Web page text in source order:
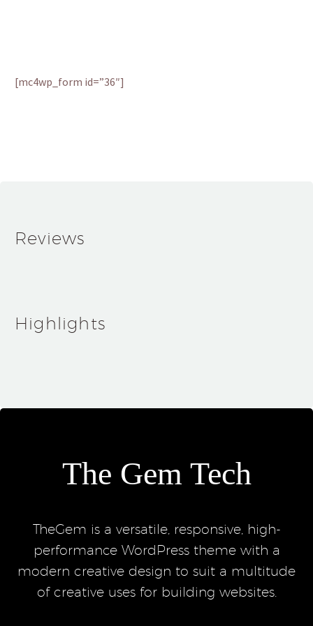
[mc4wp_form id=”36″]
Reviews
Highlights
The Gem Tech
TheGem is a versatile, responsive, high-
performance WordPress theme with a
modern creative design to suit a multitude
of creative uses for building websites.